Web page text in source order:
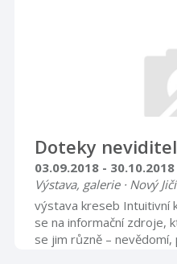
Doteky
03.09.2018 - 30.10.2018
Výstava, galerie · Nový
výstava kreseb Intuitivní
se na informační zdroje,
se jim různě –